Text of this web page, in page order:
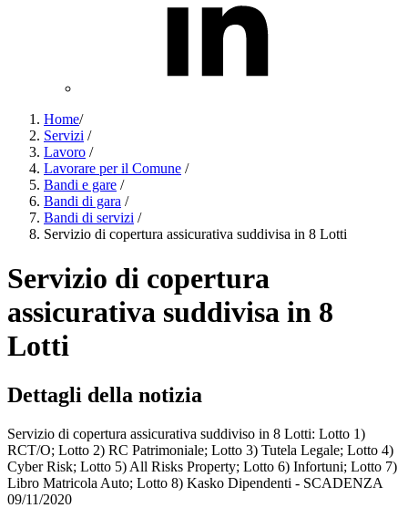
Home/
Servizi /
Lavoro /
Lavorare per il Comune /
Bandi e gare /
Bandi di gara /
Bandi di servizi /
Servizio di copertura assicurativa suddivisa in 8 Lotti
Servizio di copertura
assicurativa suddivisa in 8
Lotti
Dettagli della notizia
Servizio di copertura assicurativa suddiviso in 8 Lotti: Lotto 1)
RCT/O; Lotto 2) RC Patrimoniale; Lotto 3) Tutela Legale; Lotto 4)
Cyber Risk; Lotto 5) All Risks Property; Lotto 6) Infortuni; Lotto 7)
Libro Matricola Auto; Lotto 8) Kasko Dipendenti - SCADENZA
09/11/2020